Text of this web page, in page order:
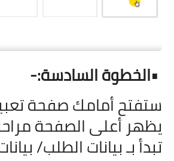
•الخطوة السادسة:-
ستفتح أمامك صفحة
يظهر أعلى الصفحة
تبدأ بـ بيانات الطلب/